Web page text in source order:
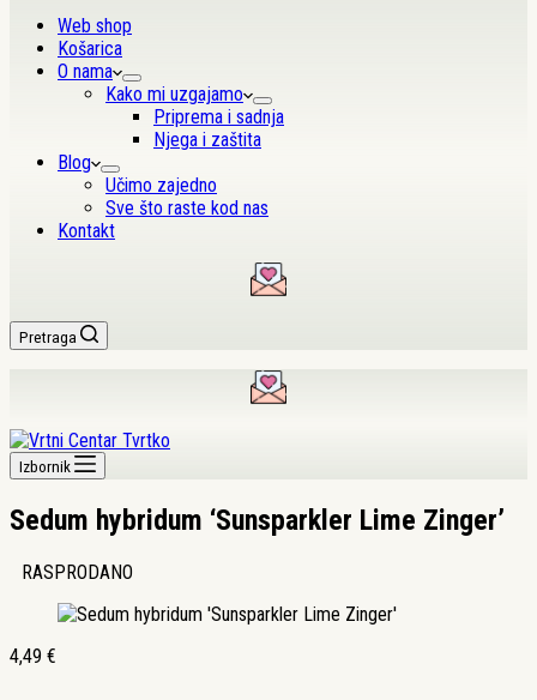
Web shop
Košarica
O nama
Kako mi uzgajamo
Priprema i sadnja
Njega i zaštita
Blog
Učimo zajedno
Sve što raste kod nas
Kontakt
Pretraga
Izbornik
Sedum hybridum ‘Sunsparkler Lime Zinger’
RASPRODANO
4,49 €